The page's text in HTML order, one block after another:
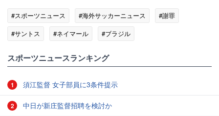
#スポーツニュース #海外サッカーニュース
#謝罪
#サントス
#ネイマール
#ブラジル
スポーツニュースランキング
1 須江監督 女子部員に3条件提示
2 中日が新庄監督招聘を検討か